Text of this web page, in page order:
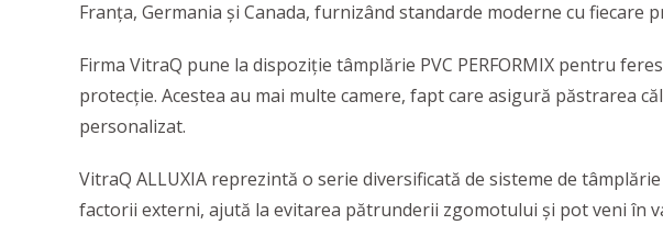
Franța, Germania și Canada, furnizând standarde moderne cu fiecare
Firma VitraQ pune la dispoziție tâmplărie PVC PERFORMIX pentru
protecție. Acestea au mai multe camere, fapt care asigură păstrarea
personalizat.
VitraQ ALLUXIA reprezintă o serie diversificată de sisteme de
factorii externi, ajută la evitarea pătrunderii zgomotului și pot veni în